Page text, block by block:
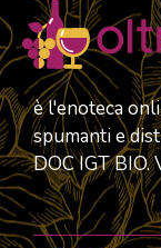
è l'enoteca
spumanti e
DOC IGT BIO.